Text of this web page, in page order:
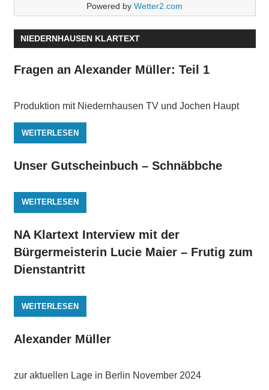
Powered by Wetter2.com
NIEDERNHAUSEN KLARTEXT
Fragen an Alexander Müller: Teil 1
Produktion mit Niedernhausen TV und Jochen Haupt
WEITERLESEN
Unser Gutscheinbuch – Schnäbbche
WEITERLESEN
NA Klartext Interview mit der
Bürgermeisterin Lucie Maier – Frutig zum
Dienstantritt
WEITERLESEN
Alexander Müller
zur aktuellen Lage in Berlin November 2024